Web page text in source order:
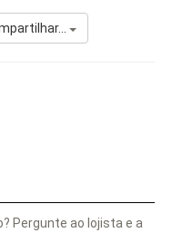
Pergunte ao lojista e a